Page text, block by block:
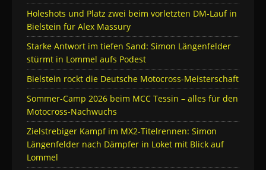
Holeshots und Platz zwei beim vorletzten DM-Lauf in
Bielstein für Alex Massury
Starke Antwort im tiefen Sand: Simon Längenfelder
stürmt in Lommel aufs Podest
Bielstein rockt die Deutsche Motocross-Meisterschaft
Sommer-Camp 2026 beim MCC Tessin – alles für den
Motocross-Nachwuchs
Zielstrebiger Kampf im MX2-Titelrennen: Simon
Längenfelder nach Dämpfer in Loket mit Blick auf
Lommel